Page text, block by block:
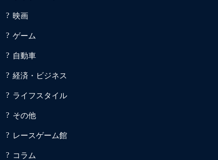
映画
ゲーム
自動車
経済・ビジネス
ライフスタイル
その他
レースゲーム館
コラム